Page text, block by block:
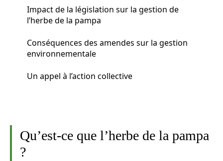
Impact de la législation sur la gestion de
l’herbe de la pampa
Conséquences des amendes sur la gestion
environnementale
Un appel à l’action collective
Qu’est-ce que l’herbe de la pampa
?